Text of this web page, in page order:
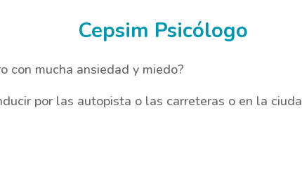
Cepsim Psicólogo
con mucha ansiedad y miedo?
por las autopista o las carreteras o en la